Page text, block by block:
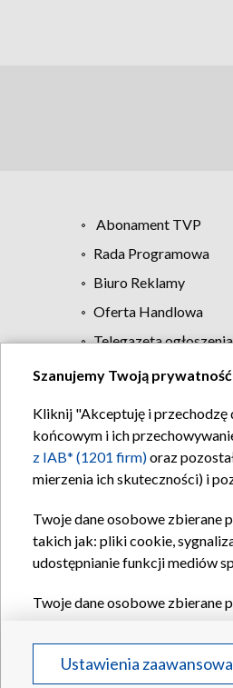
Abonament TVP
Rada Programowa
Biuro Reklamy
Oferta Handlowa
Telegazeta ogłoszenia
Szanujemy Twoją prywatność
Kliknij "Akceptuję i przechodzę
końcowym i ich
z IAB* (1201 firm)oraz
mierzenia ich skuteczności) i
Twoje dane osobowe zbierane
takich jak: pliki cookie,
udostępnianie funkcji mediów
Twoje dane osobowe zbierane
Partnerów TVPdla realizacji
reklam, tworzenia profilu
Ustawienia